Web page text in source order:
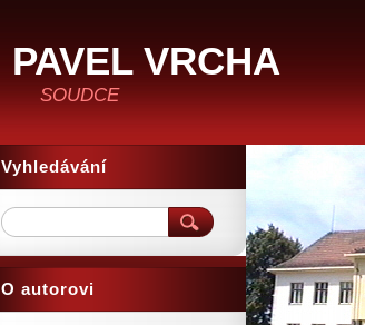
PAVEL VRCHA
SOUDCE
Vyhledávání
O autorovi